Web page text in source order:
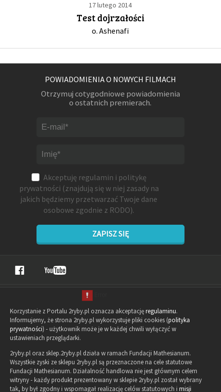
17 lutego 2014
Test dojrzałości
o. Ashenafi
POWIADOMIENIA O NOWYCH FILMACH
Otrzymuj cotygodniowe powiadomienia
o ostatnich premierach.
Akceptuję regulamin i politykę
prywatności (znajdują się w niej zasady na
jakich będziemy przetwarzać Twoje dane
osobowe zgodnie z RODO).
ZAPISZ SIĘ
Korzystanie z Portalu 2ryby.pl oznacza akceptacjęregulaminu.
Informujemy, że strona 2ryby.pl wykorzystuje pliki cookies (polityka
prywatności) - użytkownik może je w każdej chwili wyłączyć w
ustawieniach przeglądarki.
2ryby.pl oraz sklep.2ryby.pl działa w ramach Fundacji Mathesianum.
Wszystkie zyski ze sklepu 2ryby.pl są przeznaczone na cele statutowe
Fundacji Mathesianum. Działalność handlowa nie jest głównym celem
witryny - każdy produkt prezentowany w sklepie 2ryby.pl został wybrany
tak, by był zgodny i wspomagał realizację celów statutowych i misji